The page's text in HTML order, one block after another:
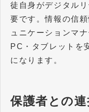
徒自身がデジタル
要です。情報の信
ュニケーションマ
PC・タブレットを
になります。
保護者との